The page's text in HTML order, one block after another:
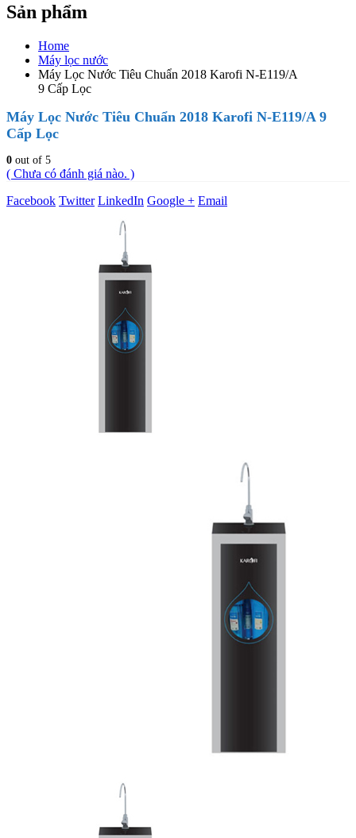
Sản phẩm
Home
Máy lọc nước
Máy Lọc Nước Tiêu Chuẩn 2018 Karofi N-E119/A
9 Cấp Lọc
Máy Lọc Nước Tiêu Chuẩn 2018 Karofi N-E119/A 9
Cấp Lọc
0 out of 5
( Chưa có đánh giá nào. )
Facebook Twitter LinkedIn Google + Email